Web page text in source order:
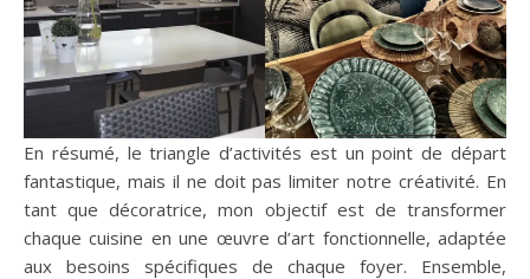
En résumé, le triangle d’activités est un point de départ
fantastique, mais il ne doit pas limiter notre créativité. En
tant que décoratrice, mon objectif est de transformer
chaque cuisine en une œuvre d’art fonctionnelle, adaptée
aux besoins spécifiques de chaque foyer. Ensemble,